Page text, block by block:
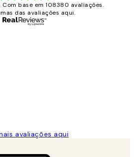
Com base em 108380 avaliações.
das avaliações aqui.
avaliações aqui